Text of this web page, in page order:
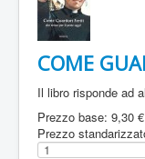
COME
Il libro risponde ad
Prezzo base: 9,30 €
Prezzo